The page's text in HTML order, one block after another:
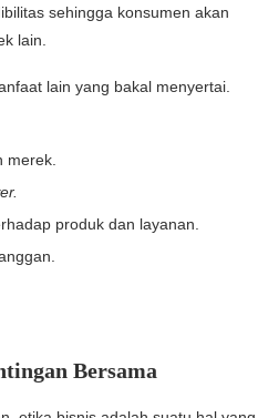
sehingga konsumen akan
lain.
lain yang bakal menyertai.
merek.
produk dan layanan.
Bersama